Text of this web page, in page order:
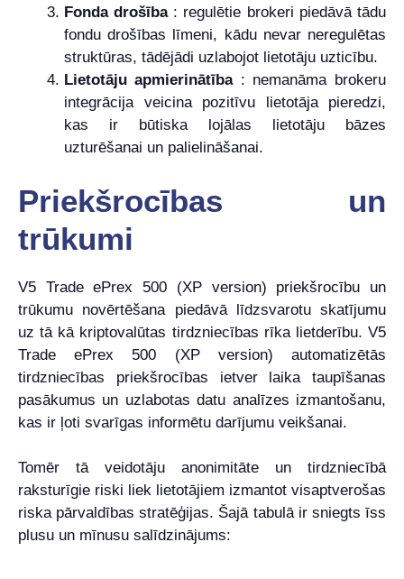
Fonda drošība: regulētie brokeri piedāvā tādu
fondu drošības līmeni, kādu nevar neregulētas
struktūras, tādējādi uzlabojot lietotāju uzticību.
Lietotāju apmierinātība: nemanāma brokeru
integrācija veicina pozitīvu lietotāja pieredzi,
kas ir būtiska lojālas lietotāju bāzes
uzturēšanai un palielināšanai.
Priekšrocības un
trūkumi
V5 Trade ePrex 500 (XP version) priekšrocību un
trūkumu novērtēšana piedāvā līdzsvarotu skatījumu
uz tā kā kriptovalūtas tirdzniecības rīka lietderību. V5
Trade ePrex 500 (XP version) automatizētās
tirdzniecības priekšrocības ietver laika taupīšanas
pasākumus un uzlabotas datu analīzes izmantošanu,
kas ir ļoti svarīgas informētu darījumu veikšanai.
Tomēr tā veidotāju anonimitāte un tirdzniecībā
raksturīgie riski liek lietotājiem izmantot visaptverošas
riska pārvaldības stratēģijas. Šajā tabulā ir sniegts īss
plusu un mīnusu salīdzinājums: